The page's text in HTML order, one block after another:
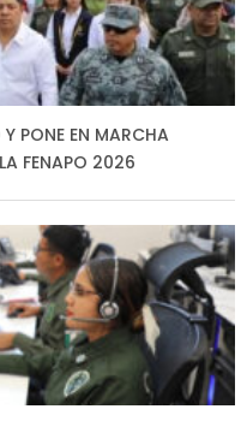
PONE EN MARCHA
FENAPO 2026